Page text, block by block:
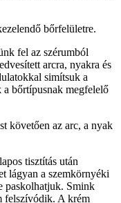
bőrfelületre.
fel az szérumból
arcra, nyakra és
simítsuk a
bőrtípusnak megfelelő
követően az arc, a nyak
tisztítás után
lágyan a szemkörnyéki
paskolhatjuk. Smink
felszívódik. A krém